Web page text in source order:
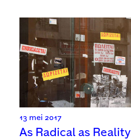
13 mei 2017
As Radical as Reality